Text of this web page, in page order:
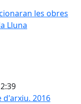
les obres
Lluna
d'arxiu. 2016